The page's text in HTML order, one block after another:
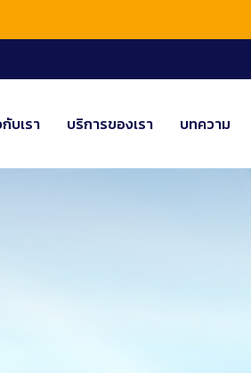
บเรา บริการของเรา บทความ